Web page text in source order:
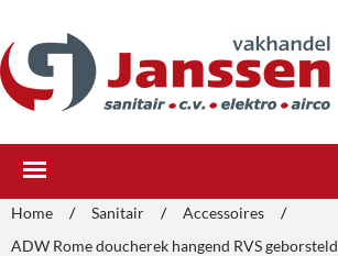
Home / Sanitair / Accessoires
/
ADW Rome doucherek hangend RVS geborsteld